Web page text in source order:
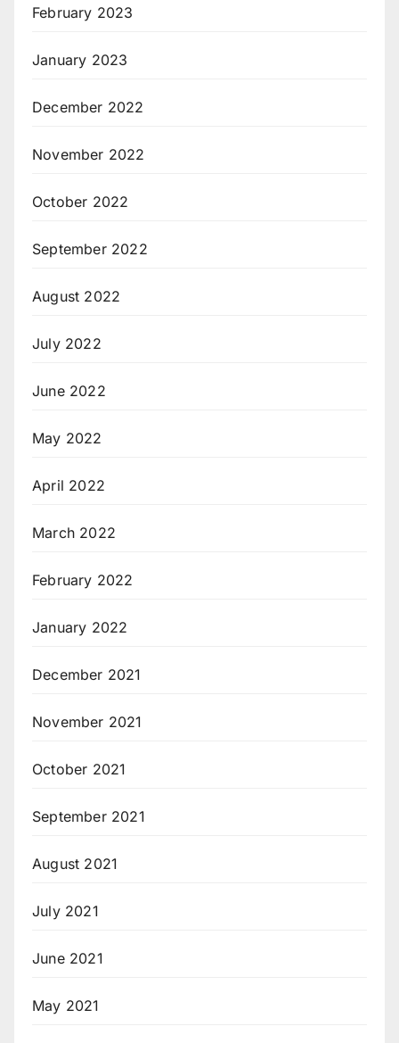
February 2023
January 2023
December 2022
November 2022
October 2022
September 2022
August 2022
July 2022
June 2022
May 2022
April 2022
March 2022
February 2022
January 2022
December 2021
November 2021
October 2021
September 2021
August 2021
July 2021
June 2021
May 2021